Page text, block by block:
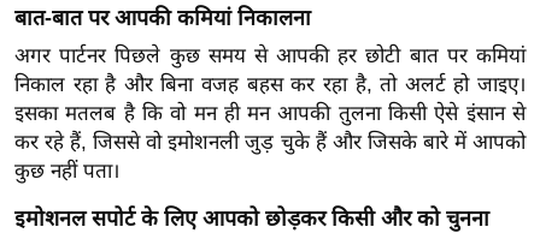
र्ल्ड
न्यू
ज
ब्री
फ
म
नो
बात-बात पर आपकी कमियां निकालना
अगर पार्टनर पिछले कुछ समय से आपकी हर छोटी बात पर कमियां
निकाल रहा है और बिना वजह बहस कर रहा है, तो अलर्ट हो जाइए।
इसका मतलब है कि वो मन ही मन आपकी तुलना किसी ऐसे इंसान से
कर रहे हैं, जिससे वो इमोशनली जुड़ चुके हैं और जिसके बारे में आपको
कुछ नहीं पता।
इमोशनल सपोर्ट के लिए आपको छोड़कर किसी और को चुनना